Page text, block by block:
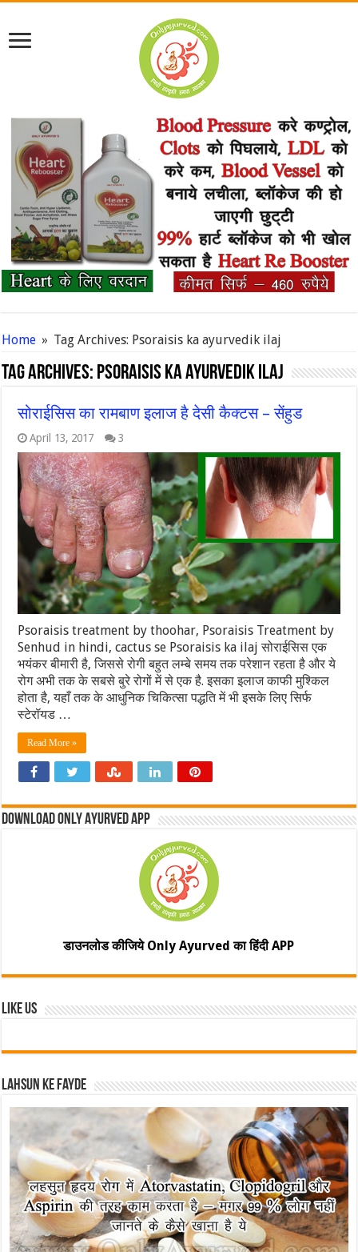
Home » Tag Archives: Psoraisis ka ayurvedik ilaj
Tag Archives: Psoraisis ka ayurvedik ilaj
सोराईसिस का रामबाण इलाज है देसी कैक्टस – सेंहुड
April 13, 2017 3
Psoraisis treatment by thoohar, Psoraisis Treatment by
Senhud in hindi, cactus se Psoraisis ka ilaj सोराईसिस एक
भयंकर बीमारी है, जिससे रोगी बहुत लम्बे समय तक परेशान रहता है और ये
रोग अभी तक के सबसे बुरे रोगों में से एक है. इसका इलाज काफी मुश्किल
होता है, यहाँ तक के आधुनिक चिकित्सा पद्धति में भी इसके लिए सिर्फ
स्टेरॉयड …
Read More »
Download Only Ayurved App
डाउनलोड कीजिये Only Ayurved का हिंदी APP
Like Us
Lahsun ke fayde